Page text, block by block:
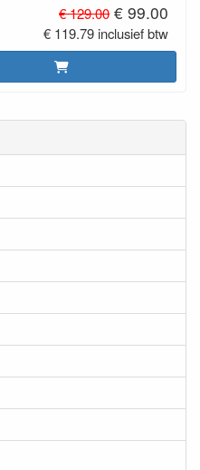
€ 129.00 € 99.00
€ 119.79 inclusief btw